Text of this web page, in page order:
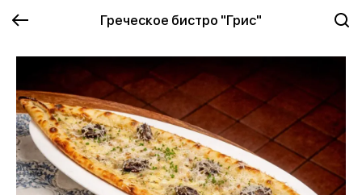
Греческое бистро "Грис"